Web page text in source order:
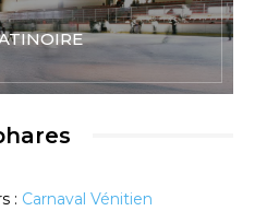
: Carnaval Vénitien